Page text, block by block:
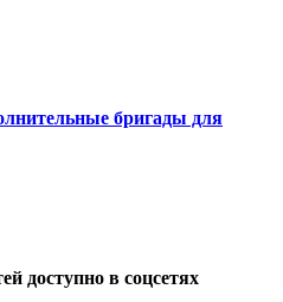
бригады для
доступно в соцсетях